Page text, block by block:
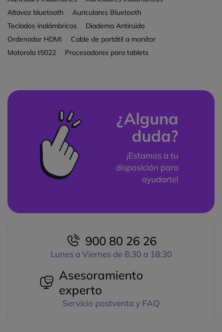
Altavoz bluetooth
Auriculares Bluetooth
Teclados inalámbricos
Diadema Antiruido
Ordenador HDMI
Cable de portátil a monitor
Motorola t5022
Procesadores para tablets
¿Alguna
duda?
¡Estamos a tu
disposición para
ayudarte!
900 80 26 26
Lunes a Viernes de 8:30 a 18:30
Asesoramiento
experto
Servicio postventa y FAQ